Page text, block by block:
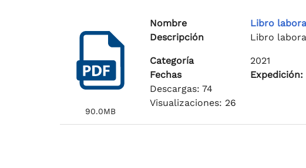
90.0MB
Nombre
Libro
Descripción
Libro
Categoría
2021
Fechas
Expedición:
Descargas: 74
Visualizaciones: 26